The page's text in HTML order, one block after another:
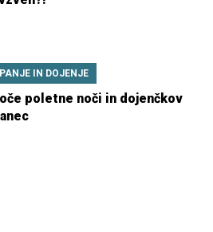
IN DOJENJE
poletne noči in dojenčkov